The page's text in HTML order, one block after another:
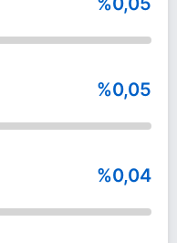
%0,05
%0,04